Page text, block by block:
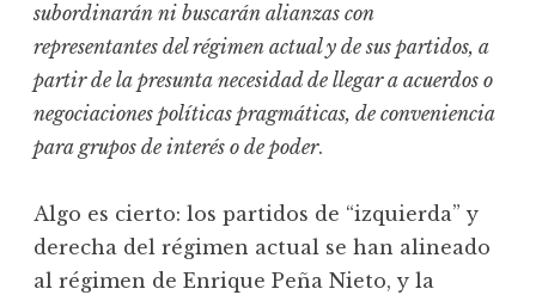
subordinarán ni buscarán alianzas con
representantes del régimen actual y de sus partidos, a
partir de la presunta necesidad de llegar a acuerdos o
negociaciones políticas pragmáticas, de conveniencia
para grupos de interés o de poder.
Algo es cierto: los partidos de “izquierda” y
derecha del régimen actual se han alineado
al régimen de Enrique Peña Nieto, y la